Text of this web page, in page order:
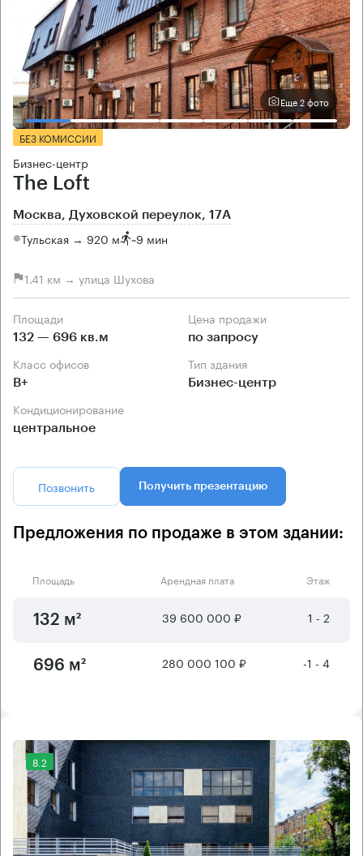
Еще 2 фото
БЕЗ КОМИССИИ
Бизнес-центр
The Loft
Москва, Духовской переулок, 17А
Тульская → 920 м ~9 мин
1.41 км → улица Шухова
Площади
132 — 696 кв.м
Цена продажи
по запросу
Класс офисов
B+
Тип здания
Бизнес-центр
Кондиционирование
центральное
Позвонить Получить презентацию
Предложения по продаже в этом здании:
Площадь Арендная плата Этаж
132 м² 39 600 000 ₽ 1 - 2
696 м² 280 000 100 ₽ -1 - 4
8.2